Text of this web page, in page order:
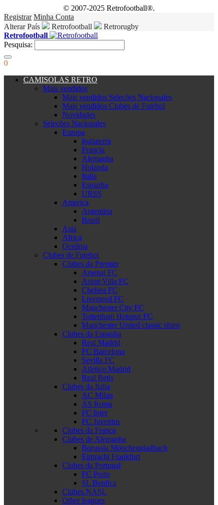
© 2007-2025 Retrofootball®.
Registrar Minha Conta
Alterar País
Retrofootball
Retrorugby
Retrofootball
Pesquisa:
0
CAMISOLAS RETRO
Mais vendidos
Mais vendidos Seleções Nacionales
Mais vendidos Clubes de Futebol
Novidades
Seleções Nacionales
Europa
Inglaterra
Francia
Alemanha
Holanda
Italia
Espanha
URSS
America
Argentina
Brasil
Asia
Africa
Oceânia
Clubes de Futebol
Clubes da Premier
Arsenal FC
Aston Villa FC
Chelsea FC
Liverpool FC
Manchester City FC
Tottenham Hotspur FC
Manchester United classic shirts
Clubes da Espanha
Real Madrid
FC Barcelona
Sevilla FC
Atletico Madrid
Real Betis
Clubes da Italia
AC Milan
AS Roma
FC Inter
FC Juventus
Clubes da França
Clubes de Alemanha
Borussia Mönchengladbach
Eintracht Frankfurt
Clubes da Portugal
FC Porto
SL Benfica
Clubes NASL
Other leagues